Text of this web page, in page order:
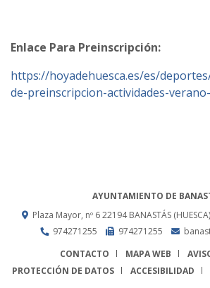
Enlace Para Preinscripción:
https://hoyadehuesca.es/es/
de-preinscripcion-actividades-
AYUNTAMIENTO DE
Plaza Mayor, nº 622194 BANASTÁS (HUESCA)
974271255
974271255
CONTACTO
MAPA WEB
PROTECCIÓN DE DATOS
ACCESIBILIDAD